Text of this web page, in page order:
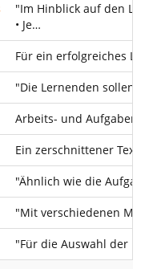
"Im Hinblick auf den
• Je…
Für ein erfolgreiches
"Die Lernenden sollen
Arbeits- und
Ein zerschnittener
"Ähnlich wie die
"Mit verschiedenen
"Für die Auswahl der